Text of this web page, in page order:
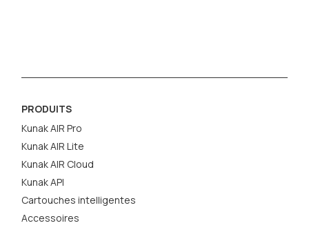
PRODUITS
Kunak AIR Pro
Kunak AIR Lite
Kunak AIR Cloud
Kunak API
Cartouches intelligentes
Accessoires